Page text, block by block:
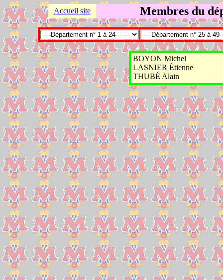
Accueil site Membres du
BOYON Michel
LASNIER Étienne
THUBÉ Alain